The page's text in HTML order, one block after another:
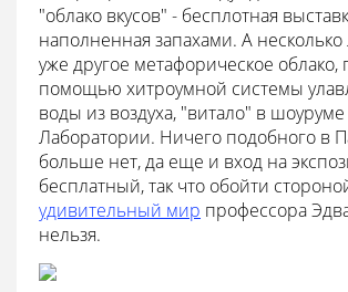
"облако вкусов" - бесплотная
наполненная запахами. А несколько
уже другое метафорическое облако,
помощью хитроумной системы
воды из воздуха, "витало" в шоуруме
Лаборатории. Ничего подобного в
больше нет, да еще и вход на
бесплатный, так что обойти
удивительный мир профессора
нельзя.